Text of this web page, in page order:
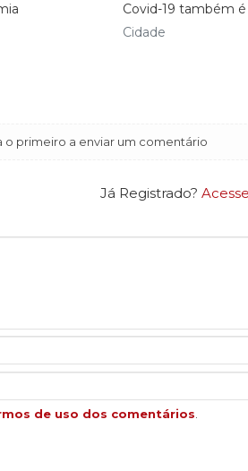
Covid-19 também
Cidade
primeiro a enviar um comentário
Já Registrado?
de uso dos comentários